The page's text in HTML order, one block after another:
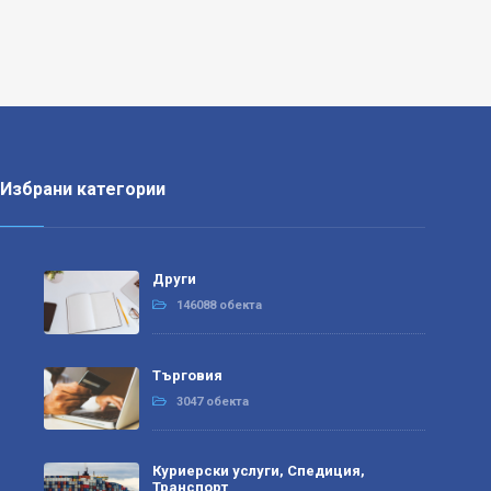
Избрани категории
Други
146088 обекта
Търговия
3047 обекта
Куриерски услуги, Спедиция,
Транспорт